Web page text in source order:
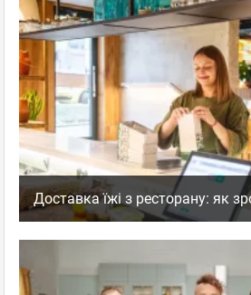
Доставка їжі з ресторану: як